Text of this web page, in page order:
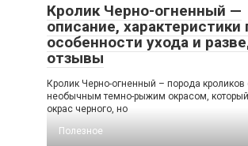
Кролик Черно-огненный —
описание,
особенности ухода и
отзывы
Кролик Черно-огненный – порода кроликов
необычным темно-рыжим окрасом,
окрас черного, но
Полезное